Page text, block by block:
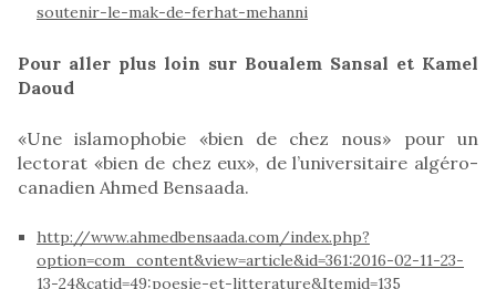
soutenir-le-mak-de-ferhat-mehanni
Pour aller plus loin sur Boualem Sansal et Kamel
Daoud
«Une islamophobie «bien de chez nous» pour un
lectorat «bien de chez eux», de l’universitaire algéro-
canadien Ahmed Bensaada.
http://www.ahmedbensaada.com/index.php?
option=com_content&view=article&id=361:2016-02-11-23-
13-24&catid=49:poesie-et-litterature&Itemid=135